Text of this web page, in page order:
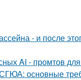
- и после
AI - промтов
основные